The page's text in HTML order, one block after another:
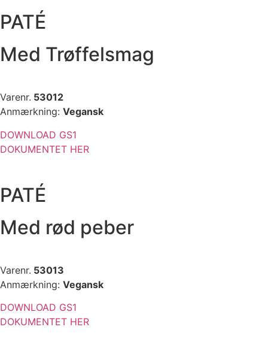
PATÉ
Med Trøffelsmag
Varenr. 53012
Anmærkning: Vegansk
DOWNLOAD GS1
DOKUMENTET HER
PATÉ
Med rød peber
Varenr. 53013
Anmærkning: Vegansk
DOWNLOAD GS1
DOKUMENTET HER